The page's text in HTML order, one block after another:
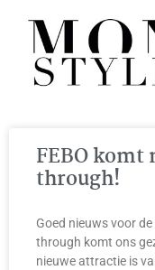
FEBO
through!
Goed nieuws voor
through komt ons
nieuwe attractie is